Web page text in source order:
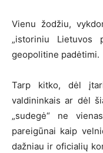
Vienu žodžiu,
„istoriniu
geopolitine padėtimi.
Tarp kitko, dėl
valdininkais ar dėl
„sudegė“ ne
pareigūnai kaip
dažniau ir oficialių